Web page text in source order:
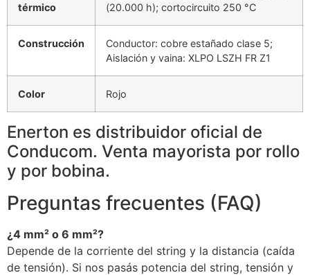
térmico
(20.000 h); cortocircuito 250 °C
Construcción
Conductor: cobre estañado clase 5;
Aislación y vaina: XLPO LSZH FR Z1
Color Rojo
Enerton es distribuidor oficial de
Conducom. Venta mayorista por rollo
y por bobina.
Preguntas frecuentes (FAQ)
¿4 mm² o 6 mm²?
Depende de la corriente del string y la distancia (caída
de tensión). Si nos pasás potencia del string, tensión y